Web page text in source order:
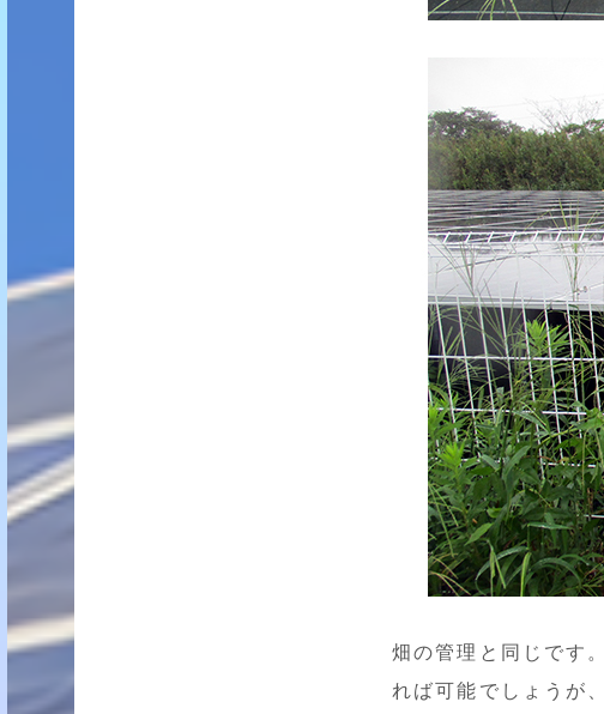
畑の管理と同じです
れば可能でしょうが